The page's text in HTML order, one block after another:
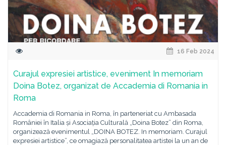
16 Feb 2024
Curajul expresiei artistice, eveniment In memoriam
Doina Botez, organizat de Accademia di Romania in
Roma
Accademia di Romania in Roma, în parteneriat cu Ambasada
României în Italia și Asociația Culturală „Doina Botez” din Roma,
organizează evenimentul „DOINA BOTEZ. In memoriam. Curajul
expresiei artistice”, ce omagiază personalitatea artistei la un an de